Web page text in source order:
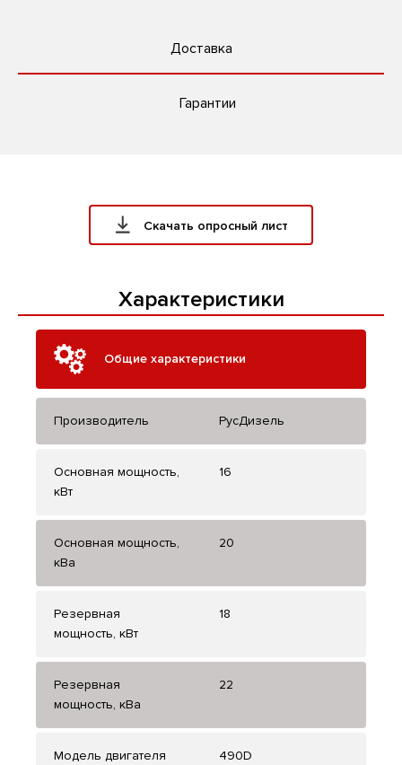
Доставка
Гарантии
Скачать опросный лист
Характеристики
Общие характеристики
Производитель РусДизель
Основная мощность,
кВт
16
Основная мощность,
кВа
20
Резервная
мощность, кВт
18
Резервная
мощность, кВа
22
Модель двигателя 490D